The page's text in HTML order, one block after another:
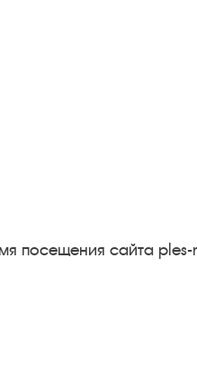
посещения сайта